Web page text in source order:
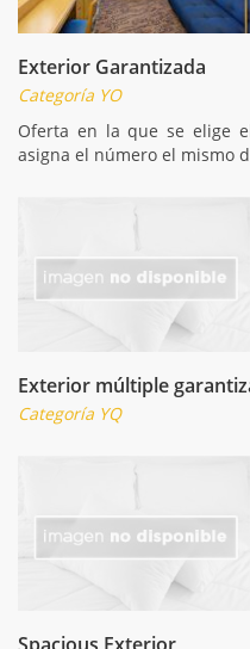
Exterior Garantizada
Categoría YO
Oferta en la que se elige
asigna el número el mismo
Exterior múltiple
Categoría YQ